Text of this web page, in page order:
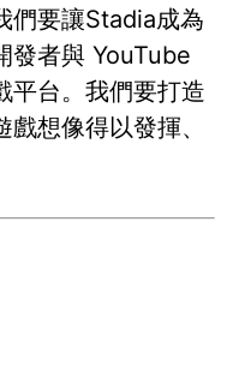
們要讓Stadia成為
發者與 YouTube
平台。我們要打造
想像得以發揮、